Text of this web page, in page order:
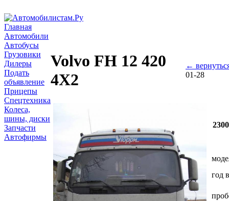
Главная
Автомобили
Автобусы
Грузовики
Дилеры
Подать
объявление
Прицепы
Спецтехника
Колеса,
шины, диски
Запчасти
Автофирмы
Volvo FH 12 420
4Х2
←
01-28
год